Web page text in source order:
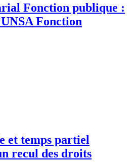
Fonction publique :
Fonction
et temps partiel
recul des droits